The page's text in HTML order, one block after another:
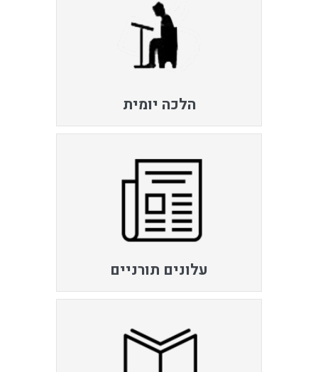
הלכה יומית
עלונים תורניים